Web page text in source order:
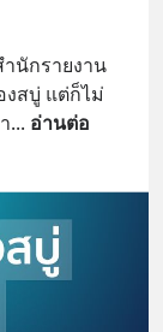
นักรายงาน
สบู่ แต่ก็ไม่
... อ่านต่อ